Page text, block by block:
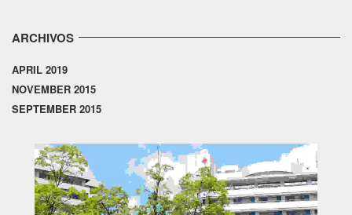
ARCHIVOS
APRIL 2019
NOVEMBER 2015
SEPTEMBER 2015